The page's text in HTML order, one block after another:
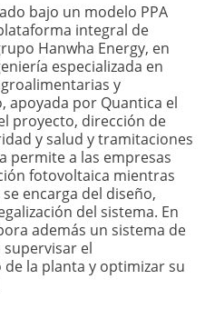
bajo un modelo PPA
integral de
Hanwha Energy, en
especializada en
y
apoyada por Quantica el
proyecto, dirección de
y salud y tramitaciones
permite a las empresas
fotovoltaica mientras
encarga del diseño,
del sistema. En
además un sistema de
el
la planta y optimizar su